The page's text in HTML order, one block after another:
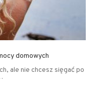
domowych
ale nie chcesz sięgać po